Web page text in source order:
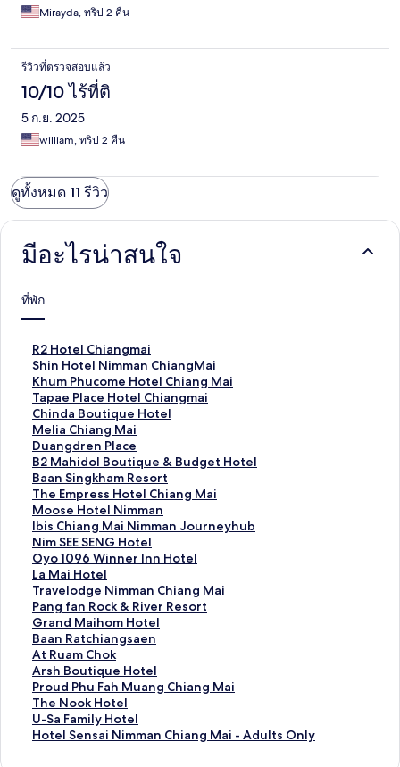
Mirayda, ทริป 2 คืน
รีวิวที่ตรวจสอบแล้ว
10/10 ไร้ที่ติ
5 ก.ย. 2025
william, ทริป 2 คืน
ดูทั้งหมด 11 รีวิว
มีอะไรน่าสนใจ
ที่พัก
R2 Hotel Chiangmai
ลิ
ง
ก์
ม
า
ต
ร
ฐ
า
น
สำ
ห
รั
บ
R
2
H
o
t
e
l
C
h
i
a
Shin Hotel Nimman ChiangMai
ลิ
ง
ก์
ม
า
ต
ร
ฐ
า
น
สำ
ห
รั
บ
S
h
i
n
H
o
t
e
l
N
Khum Phucome Hotel Chiang Mai
ลิ
ง
ก์
ม
า
ต
ร
ฐ
า
น
สำ
ห
รั
บ
K
h
u
m
P
h
u
c
o
Tapae Place Hotel Chiangmai
ลิ
ง
ก์
ม
า
ต
ร
ฐ
า
น
สำ
ห
รั
บ
T
a
p
a
e
P
l
a
Chinda Boutique Hotel
ลิ
ง
ก์
ม
า
ต
ร
ฐ
า
น
สำ
ห
รั
บ
C
h
i
n
d
a
B
Melia Chiang Mai
ลิ
ง
ก์
ม
า
ต
ร
ฐ
า
น
สำ
ห
รั
บ
M
e
l
i
a
C
Duangdren Place
ลิ
ง
ก์
ม
า
ต
ร
ฐ
า
น
สำ
ห
รั
บ
D
u
a
n
g
B2 Mahidol Boutique & Budget Hotel
ลิ
ง
ก์
ม
า
ต
ร
ฐ
า
น
สำ
ห
รั
บ
B
2
M
a
Baan Singkham Resort
ลิ
ง
ก์
ม
า
ต
ร
ฐ
า
น
สำ
ห
รั
บ
B
a
a
The Empress Hotel Chiang Mai
ลิ
ง
ก์
ม
า
ต
ร
ฐ
า
น
สำ
ห
รั
บ
T
h
Moose Hotel Nimman
ลิ
ง
ก์
ม
า
ต
ร
ฐ
า
น
สำ
ห
รั
บ
M
Ibis Chiang Mai Nimman Journeyhub
ลิ
ง
ก์
ม
า
ต
ร
ฐ
า
น
สำ
ห
รั
บ
Nim SEE SENG Hotel
ลิ
ง
ก์
ม
า
ต
ร
ฐ
า
น
สำ
ห
รั
Oyo 1096 Winner Inn Hotel
ลิ
ง
ก์
ม
า
ต
ร
ฐ
า
น
สำ
ห
La Mai Hotel
ลิ
ง
ก์
ม
า
ต
ร
ฐ
า
น
สำ
Travelodge Nimman Chiang Mai
ลิ
ง
ก์
ม
า
ต
ร
ฐ
า
น
Pang fan Rock & River Resort
ลิ
ง
ก์
ม
า
ต
ร
ฐ
า
Grand Maihom Hotel
ลิ
ง
ก์
ม
า
ต
ร
ฐ
Baan Ratchiangsaen
ลิ
ง
ก์
ม
า
ต
ร
At Ruam Chok
ลิ
ง
ก์
ม
า
ต
Arsh Boutique Hotel
ลิ
ง
ก์
ม
า
Proud Phu Fah Muang Chiang Mai
ลิ
ง
ก์
ม
The Nook Hotel
ลิ
ง
ก์
U-Sa Family Hotel
ลิ
ง
Hotel Sensai Nimman Chiang Mai - Adults Only
ลิ